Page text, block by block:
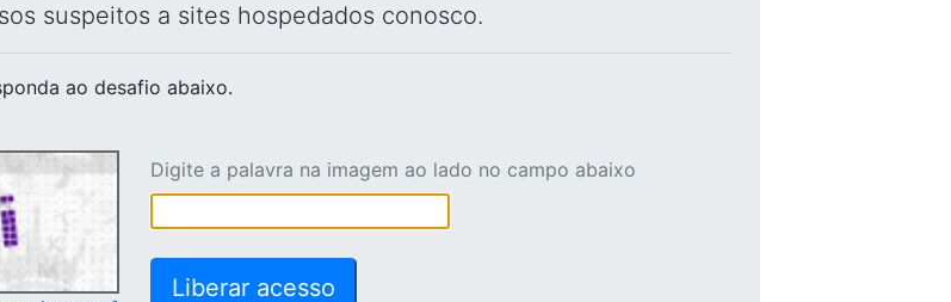
suspeitos a sites hospedados conosco.
ao desafio abaixo.
Digite a palavra na imagem ao lado no campo abaixo